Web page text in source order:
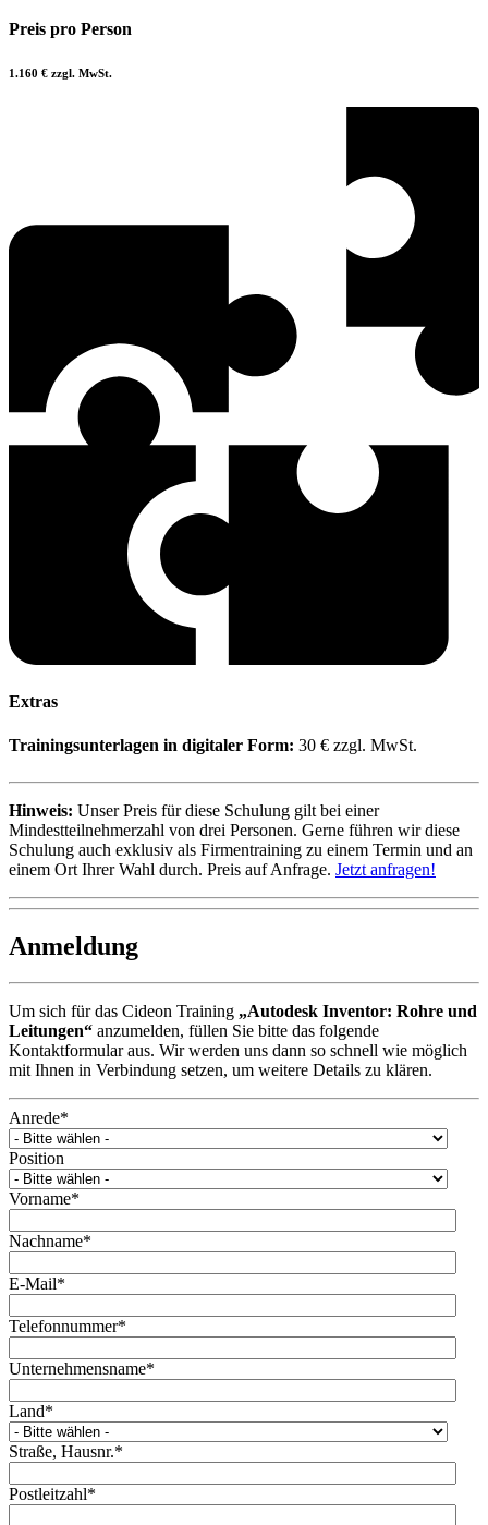
Preis pro Person
1.160 € zzgl. MwSt.
Extras
Trainingsunterlagen in digitaler Form: 30 € zzgl. MwSt.
Hinweis: Unser Preis für diese Schulung gilt bei einer
Mindestteilnehmerzahl von drei Personen. Gerne führen wir diese
Schulung auch exklusiv als Firmentraining zu einem Termin und an
einem Ort Ihrer Wahl durch. Preis auf Anfrage. Jetzt anfragen!
Anmeldung
Um sich für das Cideon Training „Autodesk Inventor: Rohre und
Leitungen“ anzumelden, füllen Sie bitte das folgende
Kontaktformular aus. Wir werden uns dann so schnell wie möglich
mit Ihnen in Verbindung setzen, um weitere Details zu klären.
Anrede*
Position
Vorname*
Nachname*
E-Mail*
Telefonnummer*
Unternehmensname*
Land*
Straße, Hausnr.*
Postleitzahl*